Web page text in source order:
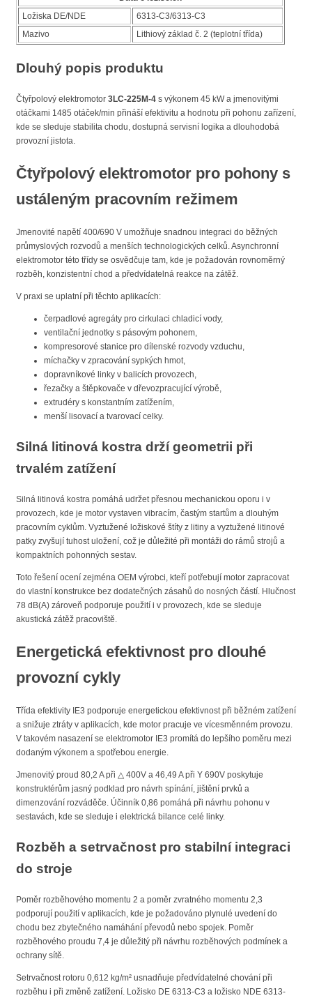
Ložiska DE/NDE
6313-C3/6313-C3
Mazivo
Lithiový základ č. 2 (teplotní třída)
Dlouhý popis produktu
Čtyřpolový elektromotor 3LC-225M-4 s výkonem 45 kW a jmenovitými
otáčkami 1485 otáček/min přináší efektivitu a hodnotu při pohonu zařízení,
kde se sleduje stabilita chodu, dostupná servisní logika a dlouhodobá
provozní jistota.
Čtyřpolový elektromotor pro pohony s
ustáleným pracovním režimem
Jmenovité napětí 400/690 V umožňuje snadnou integraci do běžných
průmyslových rozvodů a menších technologických celků. Asynchronní
elektromotor této třídy se osvědčuje tam, kde je požadován rovnoměrný
rozběh, konzistentní chod a předvídatelná reakce na zátěž.
V praxi se uplatní při těchto aplikacích:
čerpadlové agregáty pro cirkulaci chladicí vody,
ventilační jednotky s pásovým pohonem,
kompresorové stanice pro dílenské rozvody vzduchu,
míchačky v zpracování sypkých hmot,
dopravníkové linky v balicích provozech,
řezačky a štěpkovače v dřevozpracující výrobě,
extrudéry s konstantním zatížením,
menší lisovací a tvarovací celky.
Silná litinová kostra drží geometrii při
trvalém zatížení
Silná litinová kostra pomáhá udržet přesnou mechanickou oporu i v
provozech, kde je motor vystaven vibracím, častým startům a dlouhým
pracovním cyklům. Vyztužené ložiskové štíty z litiny a vyztužené litinové
patky zvyšují tuhost uložení, což je důležité při montáži do rámů strojů a
kompaktních pohonných sestav.
Toto řešení ocení zejména OEM výrobci, kteří potřebují motor zapracovat
do vlastní konstrukce bez dodatečných zásahů do nosných částí. Hlučnost
78 dB(A) zároveň podporuje použití i v provozech, kde se sleduje
akustická zátěž pracoviště.
Energetická efektivnost pro dlouhé
provozní cykly
Třída efektivity IE3 podporuje energetickou efektivnost při běžném zatížení
a snižuje ztráty v aplikacích, kde motor pracuje ve vícesměnném provozu.
V takovém nasazení se elektromotor IE3 promítá do lepšího poměru mezi
dodaným výkonem a spotřebou energie.
Jmenovitý proud 80,2 A při △ 400V a 46,49 A při Y 690V poskytuje
konstruktérům jasný podklad pro návrh spínání, jištění prvků a
dimenzování rozváděče. Účinník 0,86 pomáhá při návrhu pohonu v
sestavách, kde se sleduje i elektrická bilance celé linky.
Rozběh a setrvačnost pro stabilní integraci
do stroje
Poměr rozběhového momentu 2 a poměr zvratného momentu 2,3
podporují použití v aplikacích, kde je požadováno plynulé uvedení do
chodu bez zbytečného namáhání převodů nebo spojek. Poměr
rozběhového proudu 7,4 je důležitý při návrhu rozběhových podmínek a
ochrany sítě.
Setrvačnost rotoru 0,612 kg/m² usnadňuje předvídatelné chování při
rozběhu i při změně zatížení. Ložisko DE 6313-C3 a ložisko NDE 6313-